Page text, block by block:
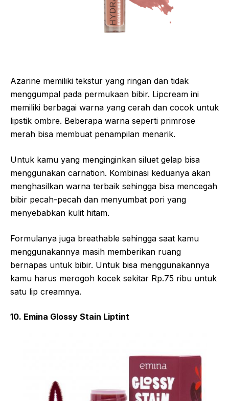
Azarine memiliki tekstur yang ringan dan tidak
menggumpal pada permukaan bibir. Lipcream ini
memiliki berbagai warna yang cerah dan cocok untuk
lipstik ombre. Beberapa warna seperti primrose
merah bisa membuat penampilan menarik.
Untuk kamu yang menginginkan siluet gelap bisa
menggunakan carnation. Kombinasi keduanya akan
menghasilkan warna terbaik sehingga bisa mencegah
bibir pecah-pecah dan menyumbat pori yang
menyebabkan kulit hitam.
Formulanya juga breathable sehingga saat kamu
menggunakannya masih memberikan ruang
bernapas untuk bibir. Untuk bisa menggunakannya
kamu harus merogoh kocek sekitar Rp.75 ribu untuk
satu lip creamnya.
10. Emina Glossy Stain Liptint